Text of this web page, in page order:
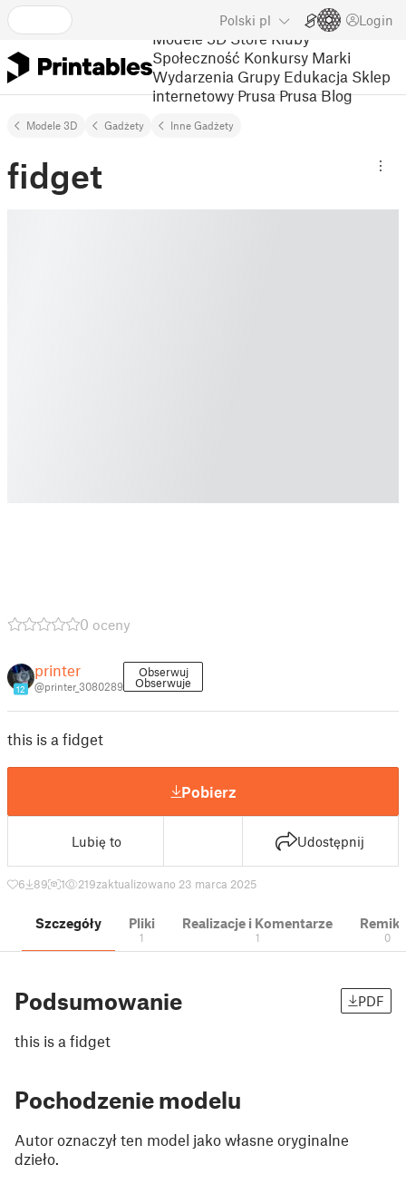
Polski pl Login
Modele 3D Store Kluby
Społeczność Konkursy Marki
Wydarzenia Grupy Edukacja Sklep
internetowy Prusa Prusa Blog
Modele 3D Gadżety Inne Gadżety
fidget
0 oceny
12
printer
@printer_3080289
Obserwuj
Obserwuje
this is a fidget
Pobierz
Lubię to Udostępnij
6 89 1 219zaktualizowano 23 marca 2025
Szczegóły Pliki
1
Realizacje i Komentarze
1 0
Podsumowanie PDF
this is a fidget
Pochodzenie modelu
Autor oznaczył ten model jako własne oryginalne
dzieło.